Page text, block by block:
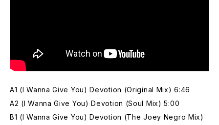
A1 (I Wanna Give You) Devotion (Original Mix) 6:46
A2 (I Wanna Give You) Devotion (Soul Mix) 5:00
B1 (I Wanna Give You) Devotion (The Joey Negro Mix)